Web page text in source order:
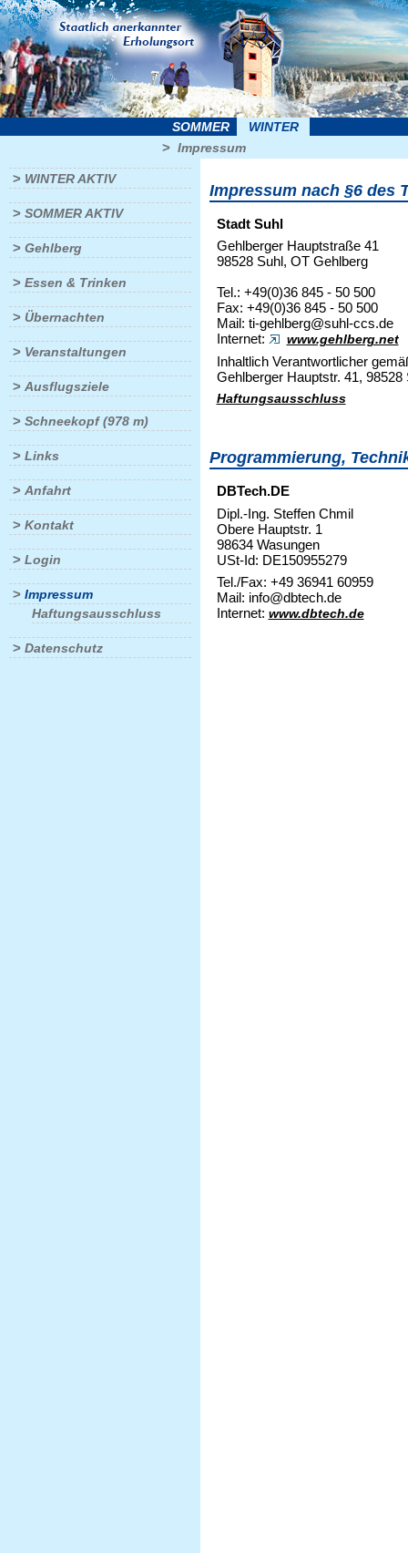
SOMMER WINTER
> Impressum
> WINTER AKTIV
> SOMMER AKTIV
> Gehlberg
> Essen & Trinken
> Übernachten
> Veranstaltungen
> Ausflugsziele
> Schneekopf (978 m)
> Links
> Anfahrt
> Kontakt
> Login
> Impressum
Haftungsausschluss
> Datenschutz
Impressum nach §6 des
Stadt Suhl
Gehlberger Hauptstraße 41
98528 Suhl, OT Gehlberg
Tel.: +49(0)36 845 - 50 500
Fax: +49(0)36 845 - 50 500
Mail: ti-gehlberg@suhl-ccs.de
Internet:
www.gehlberg.net
Inhaltlich Verantwortlicher
Gehlberger Hauptstr. 41, 98528
Haftungsausschluss
Programmierung,
DBTech.DE
Dipl.-Ing. Steffen Chmil
Obere Hauptstr. 1
98634 Wasungen
USt-Id: DE150955279
Tel./Fax: +49 36941 60959
Mail: info@dbtech.de
Internet: www.dbtech.de